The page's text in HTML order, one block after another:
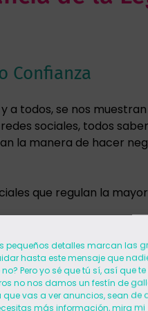
pequeños detalles marcan las
hasta este mensaje que
no? Pero yo sé que tú sí, así que
no nos damos un festín de
que vas a ver anuncios, sean de
más información, mira mi
Confianza
a todos, se nos
sociales, todos
la manera de hacer
que regulan la
la RGPD no solo te
confianza con tu
su privacidad y están